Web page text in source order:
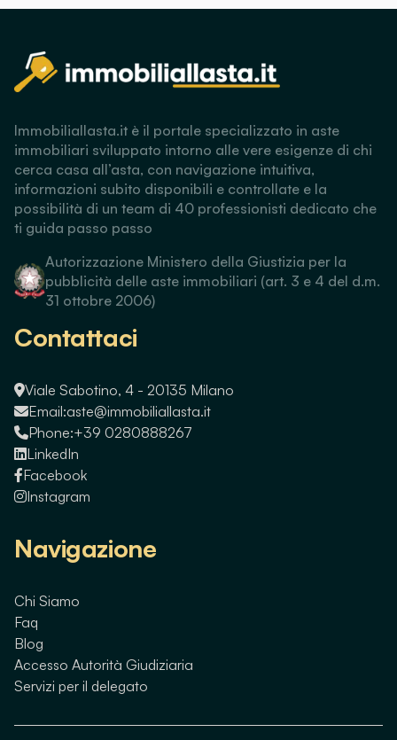
Immobiliallasta.it è il portale specializzato in aste
immobiliari sviluppato intorno alle vere esigenze di chi
cerca casa all’asta, con navigazione intuitiva,
informazioni subito disponibili e controllate e la
possibilità di un team di 40 professionisti dedicato che
ti guida passo passo
Autorizzazione Ministero della Giustizia per la
pubblicità delle aste immobiliari (art. 3 e 4 del d.m.
31 ottobre 2006)
Contattaci
Viale Sabotino, 4 - 20135 Milano
Email:aste@immobiliallasta.it
Phone:+39 0280888267
LinkedIn
Facebook
Instagram
Navigazione
Chi Siamo
Faq
Blog
Accesso Autorità Giudiziaria
Servizi per il delegato